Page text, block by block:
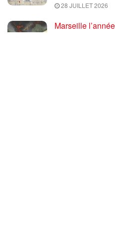
28 JUILLET 2026
Marseille
Arcachon, la